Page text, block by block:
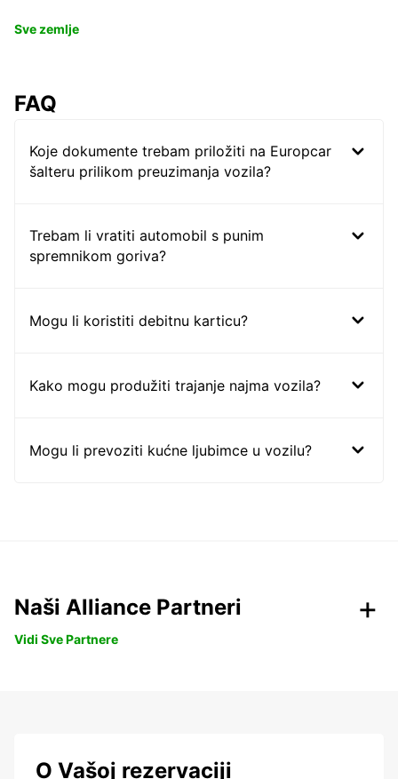
Sve zemlje
FAQ
Koje dokumente trebam priložiti na Europcar
šalteru prilikom preuzimanja vozila?
Trebam li vratiti automobil s punim
spremnikom goriva?
Mogu li koristiti debitnu karticu?
Kako mogu produžiti trajanje najma vozila?
Mogu li prevoziti kućne ljubimce u vozilu?
Naši Alliance Partneri
Vidi Sve Partnere
O Vašoj rezervaciji